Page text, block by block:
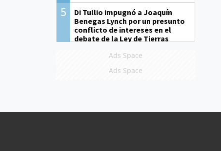
5
Di Tullio impugnó a Joaquín
Benegas Lynch por un presunto
conflicto de intereses en el
debate de la Ley de Tierras
Ads Space
Ads Space